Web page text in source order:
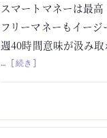
スマートマネーは最高
フリーマネーもイー
週40時間意味が汲み
… [続き]